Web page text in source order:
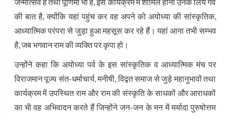
की बात है, क्योंकि यहां पहुंच कर वह अपने को अयोध्या की सांस्कृतिक,
आध्यात्मिक परंपरा से जुड़ा हुआ महसूस कर रहे हैं। यहां आना तभी सम्भव
है, जब भगवान राम की व्यक्ति पर कृपा हो।
उन्होंने कहा कि अयोध्या पर्व के इस सांस्कृतिक व आध्यात्मिक मंच पर
विराजमान पूज्य संत-धर्माचार्य, मनीषी, विद्वत समाज से जुड़े महानुभावों तथा
कार्यक्रम में उपस्थित राम और राम की संस्कृति के साधकों और आराधकों
का भी वह अभिवादन करते हैं जिन्होंने जन-जन के मन में मर्यादा पुरुषोत्तम